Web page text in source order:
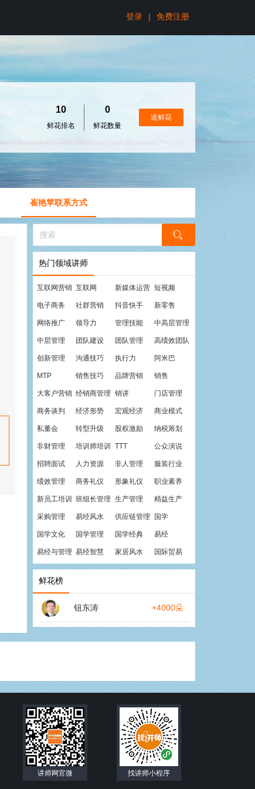
登录 | 免费注册
10
鲜花排名
0
鲜花数量
送鲜花
崔艳苹联系方式
热门领域讲师
互联网营销 互联网 新媒体运营 短视频
电子商务 社群营销 抖音快手 新零售
网络推广 领导力 管理技能 中高层管理
中层管理 团队建设 团队管理 高绩效团队
创新管理 沟通技巧 执行力 阿米巴
MTP 销售技巧 品牌营销 销售
大客户营销 经销商管理 销讲 门店管理
商务谈判 经济形势 宏观经济 商业模式
私董会 转型升级 股权激励 纳税筹划
非财管理 培训师培训 TTT 公众演说
招聘面试 人力资源 非人管理 服装行业
绩效管理 商务礼仪 形象礼仪 职业素养
新员工培训 班组长管理 生产管理 精益生产
采购管理 易经风水 供应链管理 国学
国学文化 国学管理 国学经典 易经
易经与管理 易经智慧 家居风水 国际贸易
鲜花榜
钮东涛 +4000朵
讲师网官微 找讲师小程序